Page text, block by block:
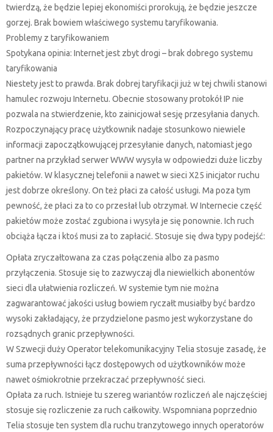
twierdzą, że będzie lepiej ekonomiści prorokują, że będzie jeszcze
gorzej. Brak bowiem właściwego systemu taryfikowania.
Problemy z taryfikowaniem
Spotykana opinia: Internet jest zbyt drogi – brak dobrego systemu
taryfikowania
Niestety jest to prawda. Brak dobrej taryfikacji już w tej chwili stanowi
hamulec rozwoju Internetu. Obecnie stosowany protokół IP nie
pozwala na stwierdzenie, kto zainicjował sesję przesyłania danych.
Rozpoczynający pracę użytkownik nadaje stosunkowo niewiele
informacji zapoczątkowującej przesyłanie danych, natomiast jego
partner na przykład serwer WWW wysyła w odpowiedzi duże liczby
pakietów. W klasycznej telefonii a nawet w sieci X25 inicjator ruchu
jest dobrze określony. On też płaci za całość usługi. Ma poza tym
pewność, że płaci za to co przesłał lub otrzymał. W Internecie część
pakietów może zostać zgubiona i wysyła je się ponownie. Ich ruch
obciąża łącza i ktoś musi za to zapłacić. Stosuje się dwa typy podejść:
Opłata zryczałtowana za czas połączenia albo za pasmo
przyłączenia. Stosuje się to zazwyczaj dla niewielkich abonentów
sieci dla ułatwienia rozliczeń. W systemie tym nie można
zagwarantować jakości usług bowiem ryczałt musiałby być bardzo
wysoki zakładający, że przydzielone pasmo jest wykorzystane do
rozsądnych granic przepływności.
W Szwecji duży Operator telekomunikacyjny Telia stosuje zasadę, że
suma przepływności łącz dostępowych od użytkowników może
nawet ośmiokrotnie przekraczać przepływność sieci.
Opłata za ruch. Istnieje tu szereg wariantów rozliczeń ale najczęściej
stosuje się rozliczenie za ruch całkowity. Wspomniana poprzednio
Telia stosuje ten system dla ruchu tranzytowego innych operatorów